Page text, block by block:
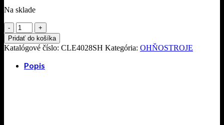
Na sklade
množstvo
Shark
25
rán
20mm
Pridať do košíka
Katalógové číslo: CLE4028SH Kategória: OHŇOSTROJE
Popis